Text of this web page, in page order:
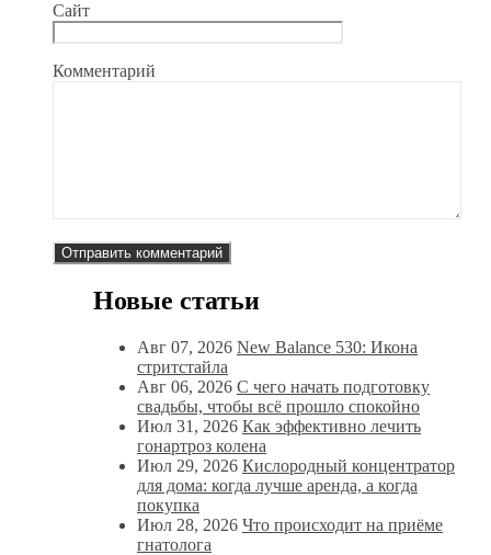
Сайт
Комментарий
Новые статьи
Авг 07, 2026 New Balance 530: Икона
стритстайла
Авг 06, 2026 С чего начать подготовку
свадьбы, чтобы всё прошло спокойно
Июл 31, 2026 Как эффективно лечить
гонартроз колена
Июл 29, 2026 Кислородный концентратор
для дома: когда лучше аренда, а когда
покупка
Июл 28, 2026 Что происходит на приёме
гнатолога